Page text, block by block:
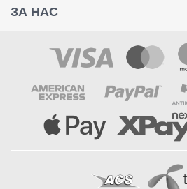
ЗА НАС